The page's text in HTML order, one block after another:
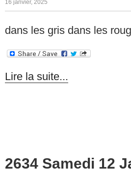
16 janvier, 2025
dans les gris dans les
Lire la suite...
2634 Samedi 12